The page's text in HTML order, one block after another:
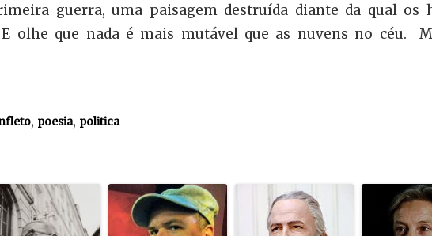
guerra, uma paisagem destruída diante da qual os
olhe que nada é mais mutável que as nuvens no céu.
, poesia, politica